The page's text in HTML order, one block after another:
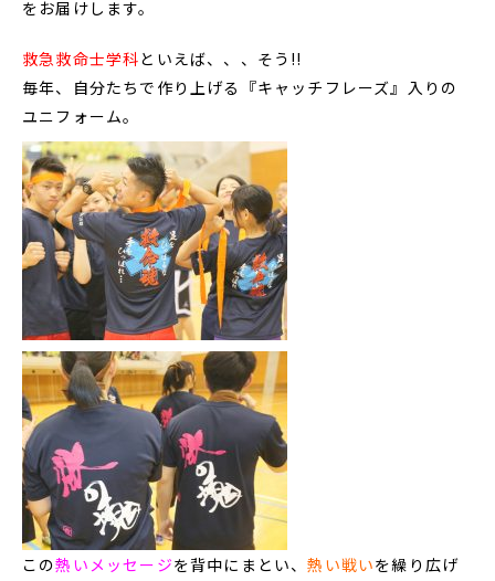
をお届けします。
救急救命士学科といえば、、、そう!!
毎年、自分たちで作り上げる『キャッチフレーズ』入りの
ユニフォーム。
この熱いメッセージを背中にまとい、熱い戦いを繰り広げ